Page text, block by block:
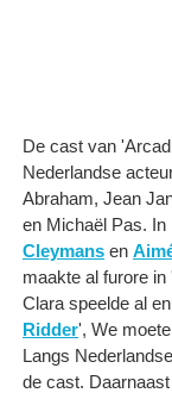
De cast van
Nederlandse
Abraham, Jean
en Michaël Pas. In
Cleymans en
maakte al furore
Clara speelde al
Ridder', We
Langs
de cast.